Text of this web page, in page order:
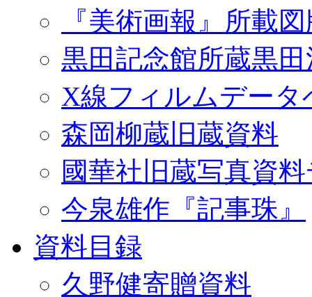
『美術画報』所載
黒田記念館所蔵黒
X線フィルムデータ
森岡柳蔵旧蔵資料
國華社旧蔵写真資
今泉雄作『記事珠』
資料目録
久野健寄贈資料